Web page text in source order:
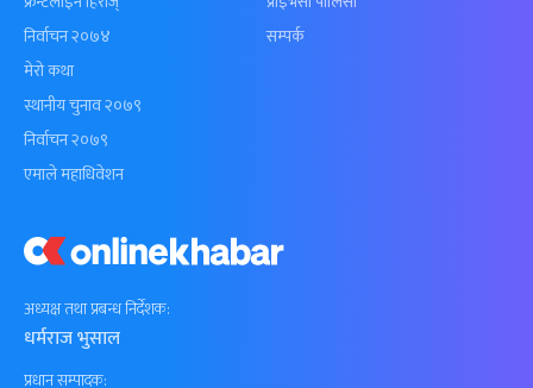
अध्यक्ष तथा प्रबन्ध निर्देशक:
धर्मराज भुसाल
प्रधान सम्पादक:
निर्वाचन २०७४
मेरो कथा
स्थानीय चुनाव २०७९
निर्वाचन २०७९
एमाले महाधिवेशन
सम्पर्क